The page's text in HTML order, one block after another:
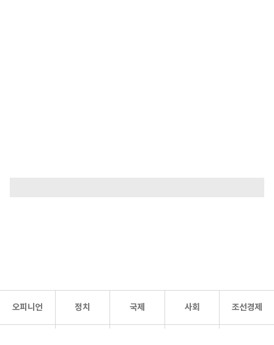
오피니언 정치 국제 사회 조선경제